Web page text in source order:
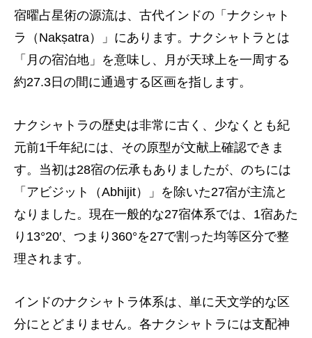
宿曜占星術の源流は、古代インドの「ナクシャト
ラ（Nakṣatra）」にあります。ナクシャトラとは
「月の宿泊地」を意味し、月が天球上を一周する
約27.3日の間に通過する区画を指します。
ナクシャトラの歴史は非常に古く、少なくとも紀
元前1千年紀には、その原型が文献上確認できま
す。当初は28宿の伝承もありましたが、のちには
「アビジット（Abhijit）」を除いた27宿が主流と
なりました。現在一般的な27宿体系では、1宿あた
り13°20′、つまり360°を27で割った均等区分で整
理されます。
インドのナクシャトラ体系は、単に天文学的な区
分にとどまりません。各ナクシャトラには支配神